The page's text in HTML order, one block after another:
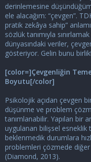
derinlemesine
ele alacağım: “çevgen”.
pratik zekâya sahip”
sözlük tanımıyla
dünyasındaki veriler,
gösteriyor. Gelin bunu
[color=]Çevgenliğin
Boyutu[/color]
Psikolojik açıdan çevgen
düşünme ve problem
tanımlanabilir. Yapılan bir
uygulanan bilişsel esneklik
beklenmedik durumlara
problemleri çözmede
(Diamond, 2013).